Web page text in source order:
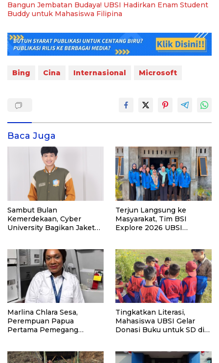
Bangun Jembatan Budaya! UBSI Hadirkan Enam Student
Buddy untuk Mahasiswa Filipina
Bing Cina Internasional Microsoft
Baca Juga
Sambut Bulan
Kemerdekaan, Cyber
University Bagikan Jaket
Terjun Langsung ke
Masyarakat, Tim BSI
Explore 2026 UBSI
Marlina Chlara Sesa,
Perempuan Papua
Pertama Pemegang
Tingkatkan Literasi,
Mahasiswa UBSI Gelar
Donasi Buku untuk SD di